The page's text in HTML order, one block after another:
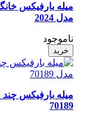
میله بارفیکس خانگی
ناموجود
میله بارفیکس چند
70189